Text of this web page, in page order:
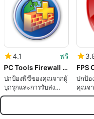
4.1
ฟรี
PC Tools Firewall Plus
ปกป้องพีซีของคุณจากผู้
บุกรุกและการรับส่ง
ข้อมูลเครือข่ายที่เป็น
ปกป้อ
คุณจ